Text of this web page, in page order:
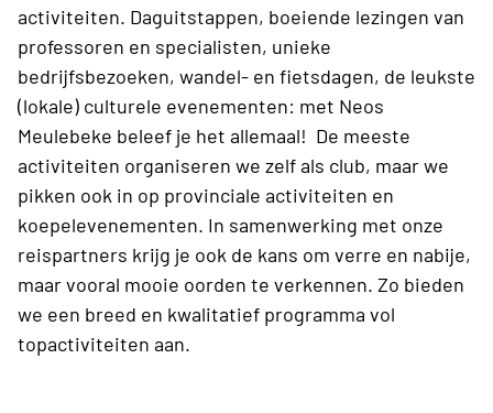
activiteiten. Daguitstappen, boeiende lezingen van
professoren en specialisten, unieke
bedrijfsbezoeken, wandel- en fietsdagen, de leukste
(lokale) culturele evenementen: met Neos
Meulebeke beleef je het allemaal! De meeste
activiteiten organiseren we zelf als club, maar we
pikken ook in op provinciale activiteiten en
koepelevenementen. In samenwerking met onze
reispartners krijg je ook de kans om verre en nabije,
maar vooral mooie oorden te verkennen. Zo bieden
we een breed en kwalitatief programma vol
topactiviteiten aan.